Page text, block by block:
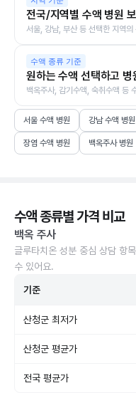
전국/지역별 수액 병원 보
서울, 강남, 부산 등 선택한 지역
수액 종류 기준
원하는 수액 선택하고 병
백옥주사, 감기수액, 숙취수액 등
서울 수액 병원 강남 수액 병원
장염 수액 병원 백옥주사 병원
수액 종류별 가격 비교
백옥 주사
글루타치온 성분 중심 상담 항
수 있어요.
기준
산청군 최저가
산청군 평균가
전국 평균가